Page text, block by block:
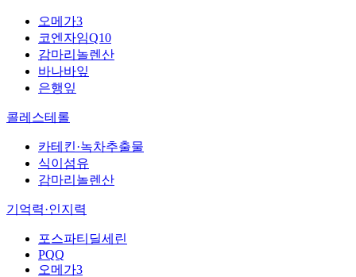
오메가3
코엔자임Q10
감마리놀렌산
바나바잎
은행잎
콜레스테롤
카테킨·녹차추출물
식이섬유
감마리놀렌산
기억력·인지력
포스파티딜세린
PQQ
오메가3